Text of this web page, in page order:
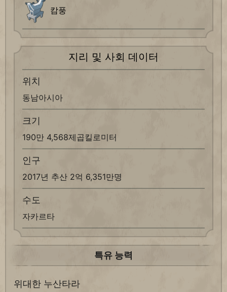
캄풍
지리 및 사회 데이터
위치
동남아시아
크기
190만 4,568제곱킬로미터
인구
2017년 추산 2억 6,351만명
수도
자카르타
특유 능력
위대한 누산타라